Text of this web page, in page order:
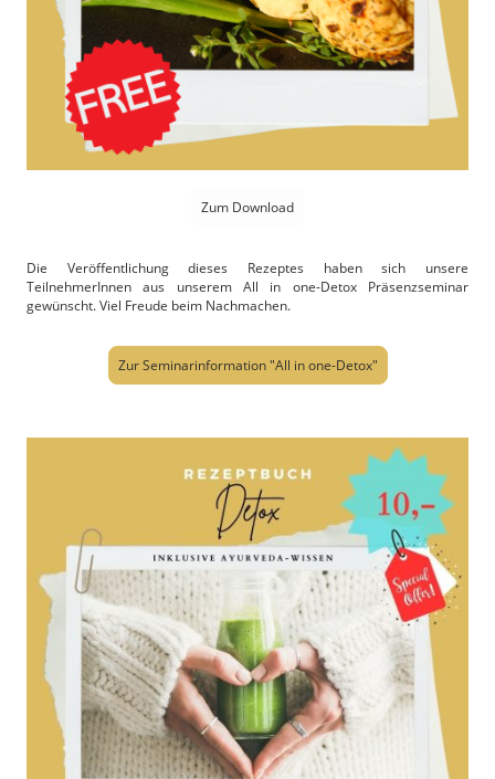
Zum Download
Die Veröffentlichung dieses Rezeptes haben sich unsere
TeilnehmerInnen aus unserem All in one-Detox Präsenzseminar
gewünscht. Viel Freude beim Nachmachen.
Zur Seminarinformation "All in one-Detox"